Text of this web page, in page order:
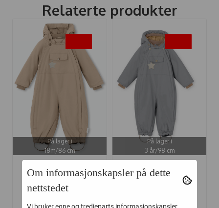
Relaterte produkter
På lager i
18m/86 cm
VINTERDRESS ...
På lager i
3 år/98 cm
VINTERDRESS ...
Om informasjonskapsler på dette
nettstedet
Vi bruker egne og tredjeparts informasjonskapsler